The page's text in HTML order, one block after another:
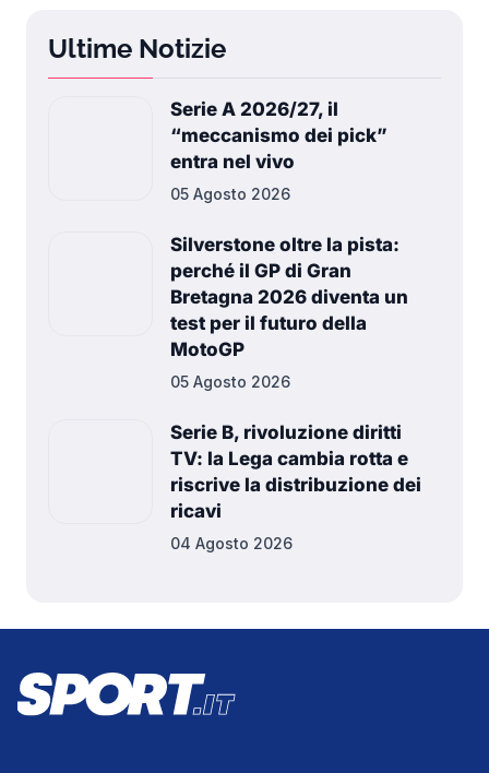
Ultime Notizie
Serie A 2026/27, il
“meccanismo dei pick”
entra nel vivo
05 Agosto 2026
Silverstone oltre la pista:
perché il GP di Gran
Bretagna 2026 diventa un
test per il futuro della
MotoGP
05 Agosto 2026
Serie B, rivoluzione diritti
TV: la Lega cambia rotta e
riscrive la distribuzione dei
ricavi
04 Agosto 2026